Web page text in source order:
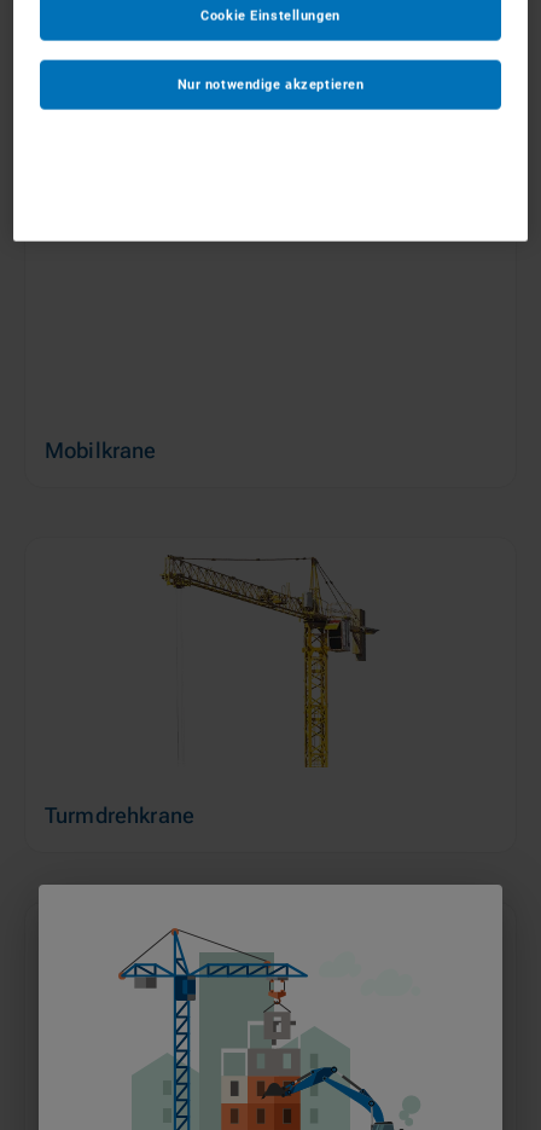
Anhängerkrane
Mobilkrane
Turmdrehkrane
Nur notwendige akzeptieren
Cookie Einstellungen